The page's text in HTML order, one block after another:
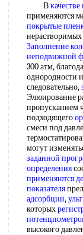
В
применяются
покрытые
нерастворимых
Заполнение
неподвижной
300 атм,
однородности и
следовательно,
Элюирование
пропусканием
подходящего
смеси под
могут
заданной
определения
применяются
показателя
адсорбции,
которых
высокого